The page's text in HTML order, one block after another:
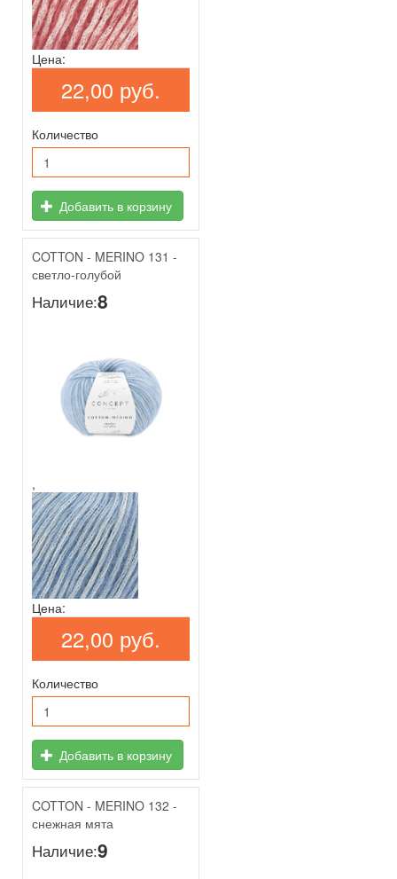
Цена:
22,00 руб.
Количество
Добавить в корзину
COTTON - MERINO 131 -
светло-голубой
Наличие:8
,
Цена:
22,00 руб.
Количество
Добавить в корзину
COTTON - MERINO 132 -
снежная мята
Наличие:9